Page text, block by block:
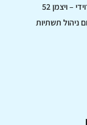
ויצמן 52
ניהול תשתיות